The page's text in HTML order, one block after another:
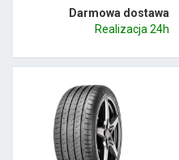
Darmowa dostawa
Realizacja 24h